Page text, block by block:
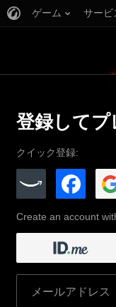
ゲーム サービ
登録してプ
クイック登録:
Create an account